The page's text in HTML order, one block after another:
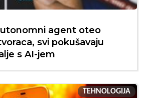
agent oteo
svi pokušavaju
s AI-jem
TEHNOLOGIJA